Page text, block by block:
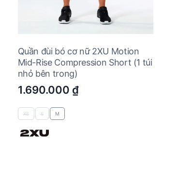
Quần đùi bó cơ nữ 2XU Motion
Mid-Rise Compression Short (1 túi
nhỏ bên trong)
1.690.000 ₫
XS S M